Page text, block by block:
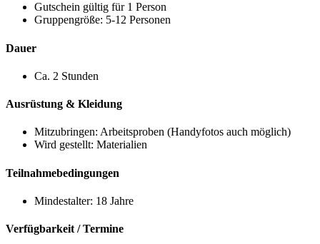
Gutschein gültig für 1 Person
Gruppengröße: 5-12 Personen
Dauer
Ca. 2 Stunden
Ausrüstung & Kleidung
Mitzubringen: Arbeitsproben (Handyfotos auch möglich)
Wird gestellt: Materialien
Teilnahmebedingungen
Mindestalter: 18 Jahre
Verfügbarkeit / Termine